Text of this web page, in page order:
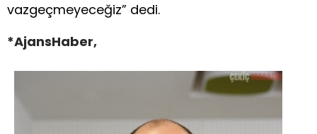
vazgeçmeyeceğiz” dedi.
*AjansHaber,